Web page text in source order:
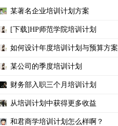
某著名企业培训计划方案
[下载]HP师范学院培训计划
如何设计年度培训计划与预算方案
某公司的季度培训计划
财务部入职三个月培训计划
从培训计划中获得更多收益
和君商学培训计划怎么样啊？